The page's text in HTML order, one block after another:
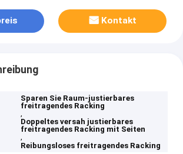
Kontakt
Sparen Sie Raum-justierbares
freitragendes Racking
,
Doppeltes versah justierbares
freitragendes Racking mit Seiten
,
Reibungsloses freitragendes Racking